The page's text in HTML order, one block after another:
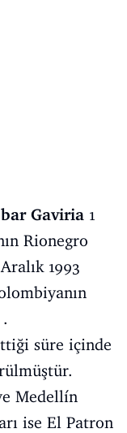
Gaviria 1
Rionegro
1993
süre içinde
Medellín
ise El Patron